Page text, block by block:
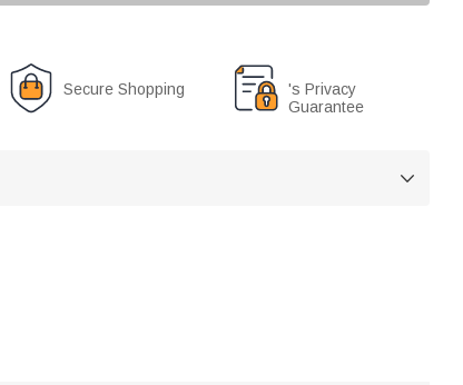
Secure Shopping
's Privacy
Guarantee
